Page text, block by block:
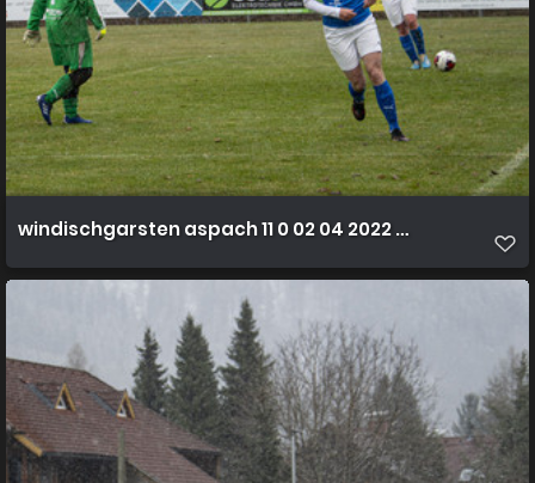
windischgarsten aspach 11 0 02 04 2022 34